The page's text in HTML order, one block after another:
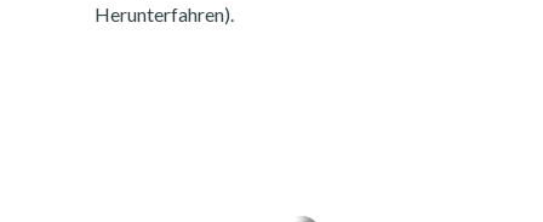
Herunterfahren).